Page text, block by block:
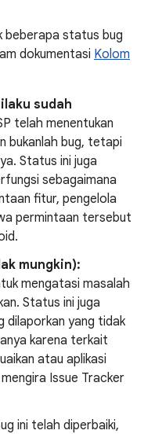
beberapa status bug
dokumentasi Kolom
sudah
telah menentukan
bukanlah bug, tetapi
Status ini juga
sebagaimana
fitur, pengelola
permintaan tersebut
mungkin):
mengatasi masalah
Status ini juga
dilaporkan yang tidak
karena terkait
atau aplikasi
Issue Tracker
ini telah diperbaiki,